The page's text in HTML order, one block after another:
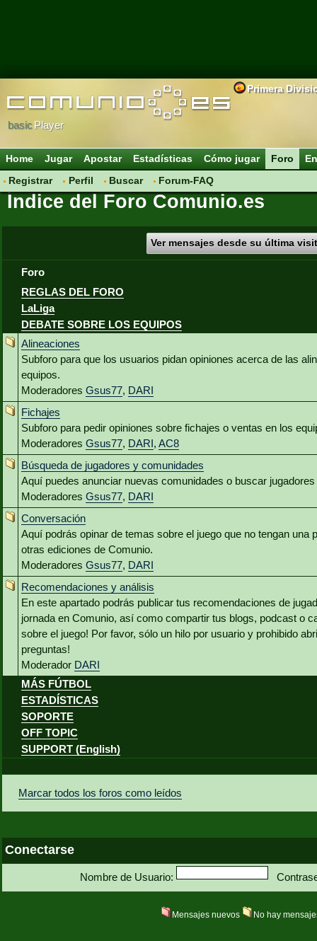
Primera
basicPlayer
Home Jugar Apostar Estadísticas Cómo jugar
Foro
Registrar
Perfil Buscar Forum-FAQ
Índice del Foro Comunio.es
Ver mensajes desde su última
Foro
REGLAS DEL FORO
LaLiga
DEBATE SOBRE LOS EQUIPOS
Alineaciones
Subforo para que los usuarios pidan opiniones acerca de las
equipos.
Moderadores Gsus77, DARI
Fichajes
Subforo para pedir opiniones sobre fichajes o ventas en los
Moderadores Gsus77, DARI, AC8
Búsqueda de jugadores y comunidades
Aquí puedes anunciar nuevas comunidades o buscar
Moderadores Gsus77, DARI
Conversación
Aquí podrás opinar de temas sobre el juego que no tengan una
otras ediciones de Comunio.
Moderadores Gsus77, DARI
Recomendaciones y análisis
En este apartado podrás publicar tus recomendaciones de
jornada en Comunio, así como compartir tus blogs, podcast o
sobre el juego! Por favor, sólo un hilo por usuario y prohibido
preguntas!
Moderador DARI
MÁS FÚTBOL
ESTADÍSTICAS
SOPORTE
OFF TOPIC
SUPPORT (English)
Marcar todos los foros como leídos
Conectarse
Nombre de Usuario:
Mensajes nuevos No hay